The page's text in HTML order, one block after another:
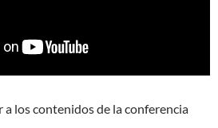
a los contenidos de la conferencia